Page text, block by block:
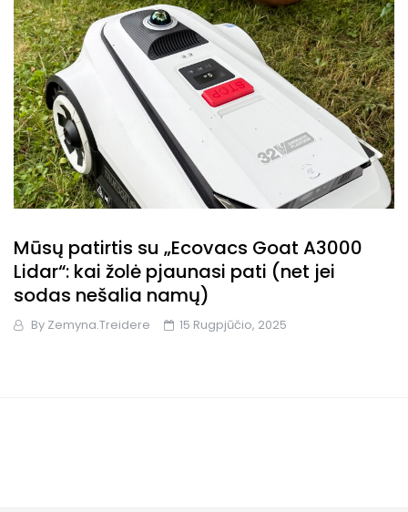
Mūsų patirtis su „Ecovacs Goat A3000
Lidar“: kai žolė pjaunasi pati (net jei
sodas nešalia namų)
By Zemyna.treidere 15 Rugpjūčio, 2025